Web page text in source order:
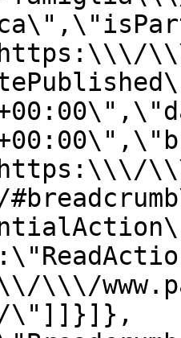
\\\/
\"]]}]},